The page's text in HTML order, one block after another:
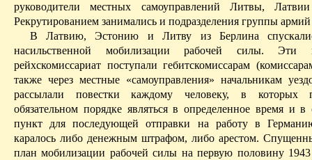
руководители местных самоуправлений Литвы,
Рекрутированием занимались и подразделения группы
В Латвию, Эстонию и Литву из Берлина
насильственной мобилизации рабочей силы. Эти
рейхскомиссариат поступалигебитскомиссарам
также через местные «самоуправления» начальникам
рассылали повестки каждому человеку, в которых
обязательном порядке являться в определенное время и в
пункт для последующей отправки на работу в
каралось либо денежным штрафом, либо арестом.
план мобилизации рабочей силы на первую половину 1943